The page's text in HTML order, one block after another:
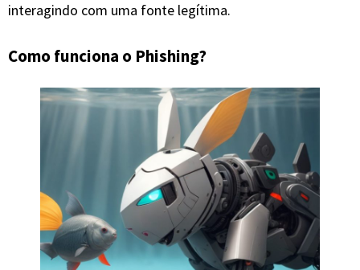
interagindo com uma fonte legítima.
Como funciona o Phishing?